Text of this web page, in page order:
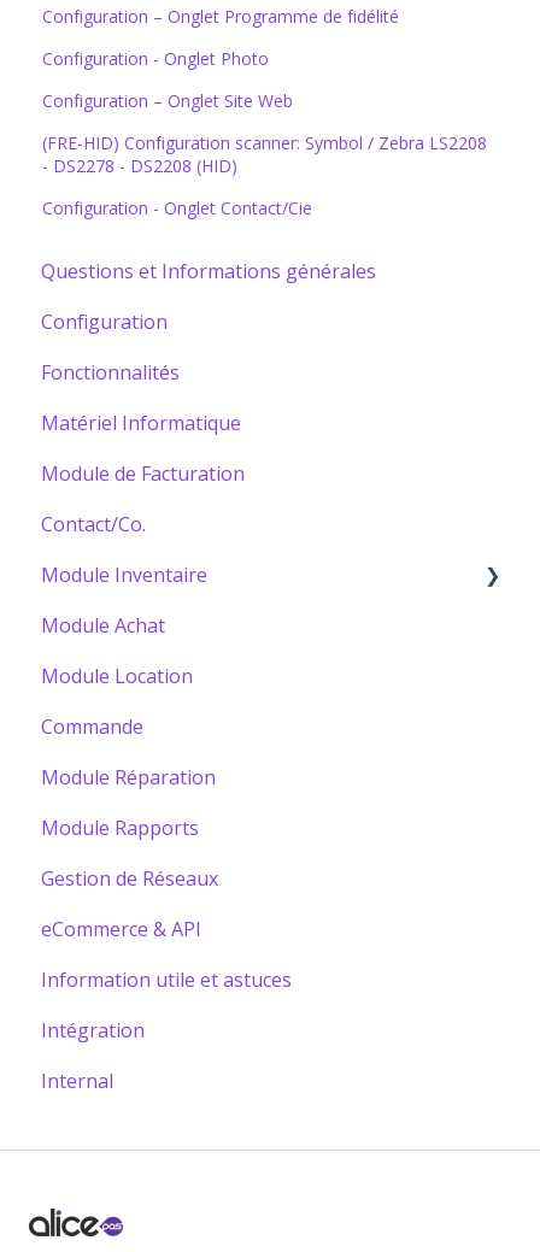
Configuration – Onglet Programme de fidélité
Configuration - Onglet Photo
Configuration – Onglet Site Web
(FRE-HID) Configuration scanner: Symbol / Zebra LS2208
- DS2278 - DS2208 (HID)
Configuration - Onglet Contact/Cie
Questions et Informations générales
Configuration
Fonctionnalités
Matériel Informatique
Module de Facturation
Contact/Co.
Module Inventaire
Bâtir votre Catalogue
Module Achat
Module Location
Commande
Module Réparation
Module Rapports
Gestion de Réseaux
eCommerce & API
Information utile et astuces
Intégration
Internal